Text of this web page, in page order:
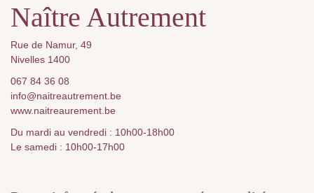
Naître Autrement
Rue de Namur, 49
Nivelles 1400
067 84 36 08
info@naitreautrement.be
www.naitreaurement.be
Du mardi au vendredi : 10h00-18h00
Le samedi : 10h00-17h00